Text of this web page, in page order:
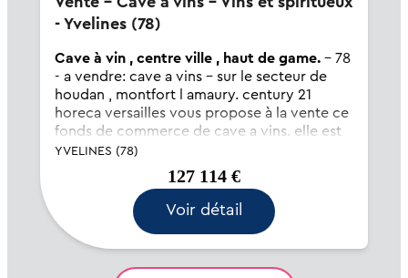
- Yvelines (78)
Cave à vin , centre ville , haut de game.- 78
- a vendre: cave a vins - sur le secteur de
houdan , montfort l amaury. century 21
horeca versailles vous propose à la vente ce
fonds de commerce de cave a vins. elle est
située dans un secteur recherché de l'ouest
des yvelines. cette affaire jo...
YVELINES (78)
127 114 €
Voir détail